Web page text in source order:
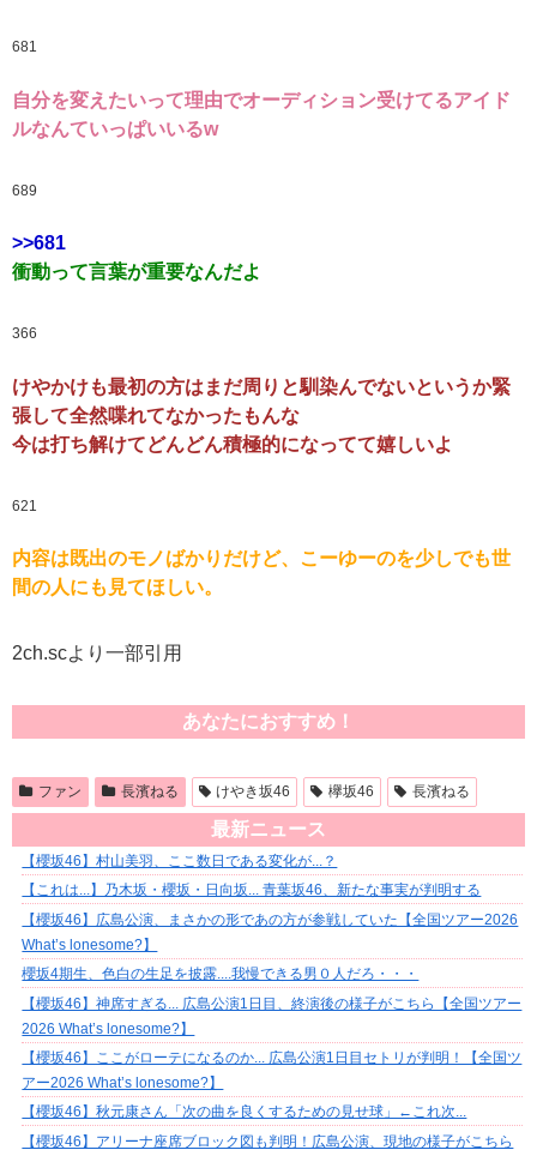
681
自分を変えたいって理由でオーディション受けてるアイド
ルなんていっぱいいるw
689
>>681
衝動って言葉が重要なんだよ
366
けやかけも最初の方はまだ周りと馴染んでないというか緊
張して全然喋れてなかったもんな
今は打ち解けてどんどん積極的になってて嬉しいよ
621
内容は既出のモノばかりだけど、こーゆーのを少しでも世
間の人にも見てほしい。
2ch.scより一部引用
あなたにおすすめ！
ファン 長濱ねる けやき坂46 欅坂46 長濱ねる
最新ニュース
【櫻坂46】村山美羽、ここ数日である変化が...？
【これは...】乃木坂・櫻坂・日向坂... 青葉坂46、新たな事実が判明する
【櫻坂46】広島公演、まさかの形であの方が参戦していた【全国ツアー2026
What’s lonesome?】
櫻坂4期生、色白の生足を披露....我慢できる男０人だろ・・・
【櫻坂46】神席すぎる... 広島公演1日目、終演後の様子がこちら【全国ツアー
2026 What’s lonesome?】
【櫻坂46】ここがローテになるのか... 広島公演1日目セトリが判明！【全国ツ
アー2026 What’s lonesome?】
【櫻坂46】秋元康さん「次の曲を良くするための見せ球」←これ次...
【櫻坂46】アリーナ座席ブロック図も判明！広島公演、現地の様子がこちら